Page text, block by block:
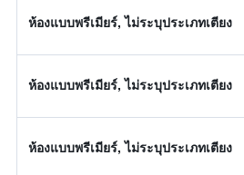
ห้องแบบพรีเมียร์, ไม่ระบุประเภทเตียง
ห้องแบบพรีเมียร์, ไม่ระบุประเภทเตียง
ห้องแบบพรีเมียร์, ไม่ระบุประเภทเตียง